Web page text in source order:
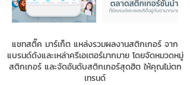
แชทสติ๊ค มาร์เก็ต แหล่งรวมผลงานสติกเกอร์ จาก
แบรนด์ดังและเหล่าครีเอเตอร์มากมาย โดยจัดหมวดหมู่
สติกเกอร์ และจัดอันดับสติกเกอร์สุดฮิต ให้คุณไม่ตก
เทรนด์